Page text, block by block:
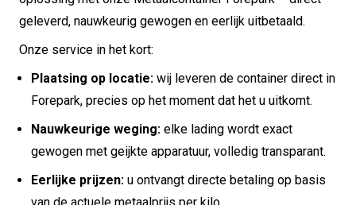
geleverd, nauwkeurig gewogen en eerlijk uitbetaald.
Onze service in het kort:
Plaatsing op locatie: wij leveren de container direct in
Forepark, precies op het moment dat het u uitkomt.
Nauwkeurige weging: elke lading wordt exact
gewogen met geijkte apparatuur, volledig transparant.
Eerlijke prijzen: u ontvangt directe betaling op basis